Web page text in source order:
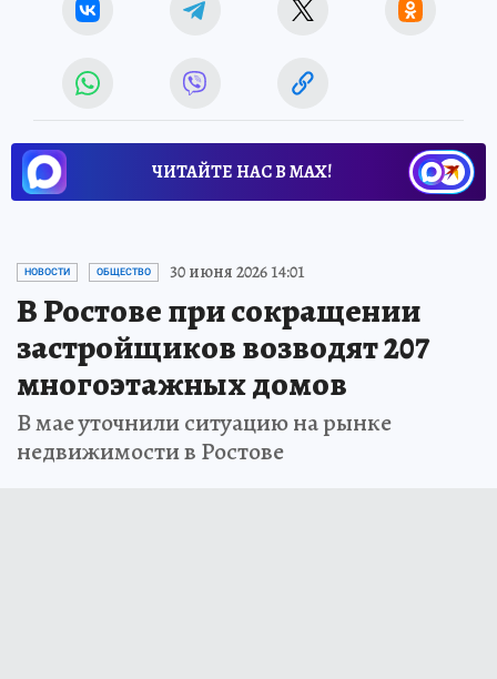
ЧИТАЙТЕ НАС В МАХ!
НОВОСТИ ОБЩЕСТВО 30 июня 2026 14:01
В Ростове при сокращении
застройщиков возводят 207
многоэтажных домов
В мае уточнили ситуацию на рынке
недвижимости в Ростове